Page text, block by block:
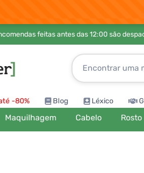
feitas antes das 12:00 são
-80% Blog Léxico
Maquilhagem Cabelo Rosto